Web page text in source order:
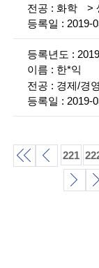
m
t
f
t
화학
2019-
2019
한*익
경제/경영
2019-
221